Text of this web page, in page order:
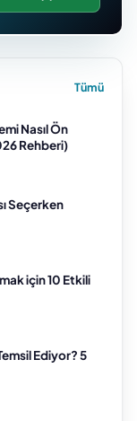
Tümü
Nasıl Ön
Rehberi)
Seçerken
için 10 Etkili
Ediyor? 5